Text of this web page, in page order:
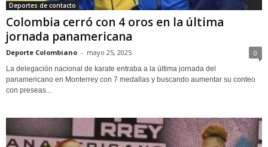
Deportes de contacto
Colombia cerró con 4 oros en la última
jornada panamericana
Deporte Colombiano - mayo 25, 2025 0
La delegación nacional de karate entraba a la última jornada del
panamericano en Monterrey con 7 medallas y buscando aumentar su conteo
con preseas...